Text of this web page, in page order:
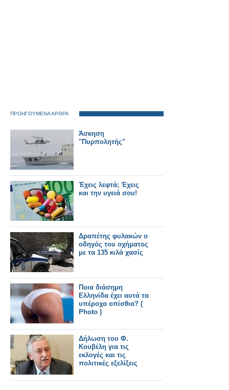
ΠΡΟΗΓΟΥΜΕΝΑ ΑΡΘΡΑ
Άσκηση
"Πυρπολητής"
Έχεις λεφτά; Έχεις
και την υγειά σου!
Δραπέτης φυλακών ο
οδηγός του οχήματος
με τα 135 κιλά χασίς
Ποια διάσημη
Ελληνίδα έχει αυτά τα
υπέροχα οπίσθια? (
Photo )
Δήλωση του Φ.
Κουβέλη για τις
εκλογές και τις
πολιτικές εξελίξεις